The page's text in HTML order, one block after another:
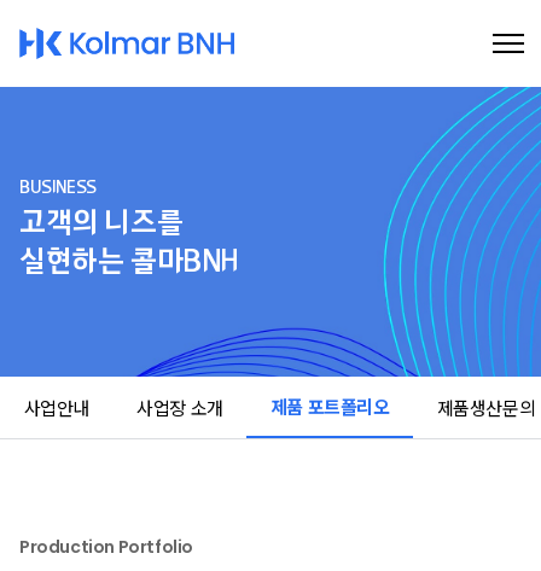
Kolmar BNH
BUSINESS
고객의 니즈를
실현하는 콜마BNH
사업안내 사업장 소개 제품 포트폴리오 제품생산문의
Production Portfolio